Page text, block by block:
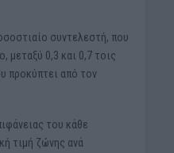
συντελεστή, που
μεταξύ 0,3 και 0,7 τοις
προκύπτει από τον
του κάθε
τιμή ζώνης ανά